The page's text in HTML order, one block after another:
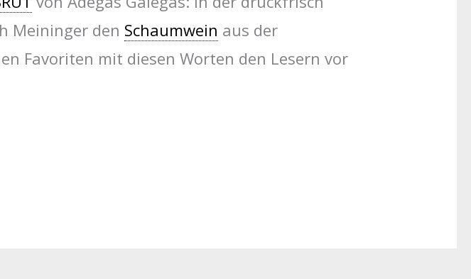
Meininger den Schaumwein aus der
Favoriten mit diesen Worten den Lesern vor